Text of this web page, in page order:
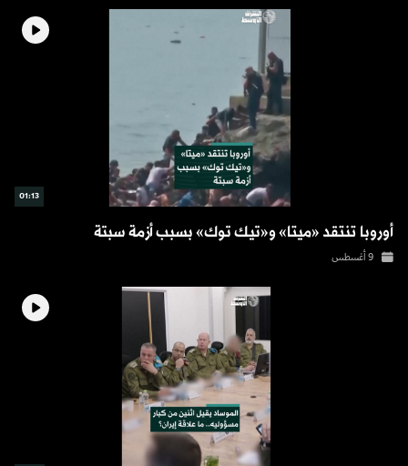
01:13
أوروبا تنتقد «ميتا» و«تيك توك» بسبب أزمة سبتة
9 أغسطس